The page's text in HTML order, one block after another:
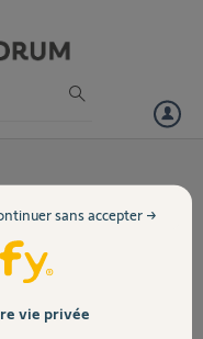
- Votre produit
1.8.1 de l'application
eu du mal à s'appliquer,
vie privée
sans accepter →